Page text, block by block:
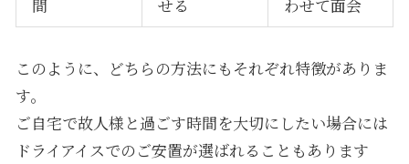
間
せる
わせて面会
このように、どちらの方法にもそれぞれ特徴がありま
す。
ご自宅で故人様と過ごす時間を大切にしたい場合には
ドライアイスでのご安置が選ばれることもあります